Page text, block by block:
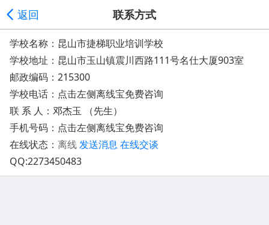
返回 联系方式
学校名称：昆山市捷梯职业培训学校
学校地址： 昆山市玉山镇震川西路111号名仕大厦903室
邮政编码：215300
学校电话：点击左侧离线宝免费咨询
联 系 人：邓杰玉 （先生）
手机号码： 点击左侧离线宝免费咨询
在线状态： 离线发送消息 在线交谈
QQ:2273450483